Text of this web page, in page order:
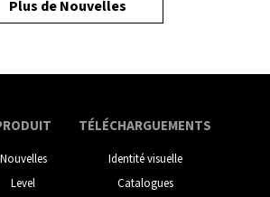
Plus de Nouvelles
Nouvelles
Level
TÉLÉCHARGUEMENTS
Identité visuelle
Catalogues